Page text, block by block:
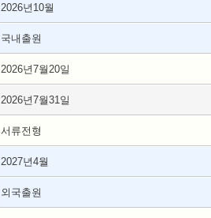
2026년10월
국내출원
2026년7월20일
2026년7월31일
서류전형
2027년4월
외국출원